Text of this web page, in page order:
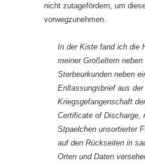
nicht zutagefördern, um
vorwegzunehmen.
In der Kiste fand ich die
meiner Großeltern neben
Sterbeurkunden neben
Enltassungsbrief aus der
Kriegsgefangenschaft
Certificate of Discharge,
Stpaelchen unsortierter
auf den Rückseiten in
Orten und Daten